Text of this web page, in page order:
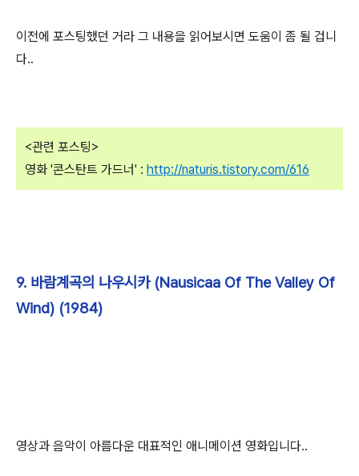
이전에 포스팅했던 거라 그 내용을 읽어보시면 도움이 좀 될 겁니
다..
<관련 포스팅>
영화 '콘스탄트 가드너' : http://naturis.tistory.com/616
9. 바람계곡의 나우시카 (Nausicaa Of The Valley Of
Wind) (1984)
영상과 음악이 아름다운 대표적인 애니메이션 영화입니다..